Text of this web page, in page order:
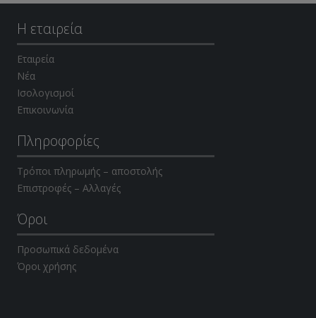
Η εταιρεία
Εταιρεία
Νέα
Ισολογισμοί
Επικοινωνία
Πληροφορίες
Τρόποι πληρωμής – αποστολής
Επιστροφές – Αλλαγές
Όροι
Προσωπικά δεδομένα
Όροι χρήσης